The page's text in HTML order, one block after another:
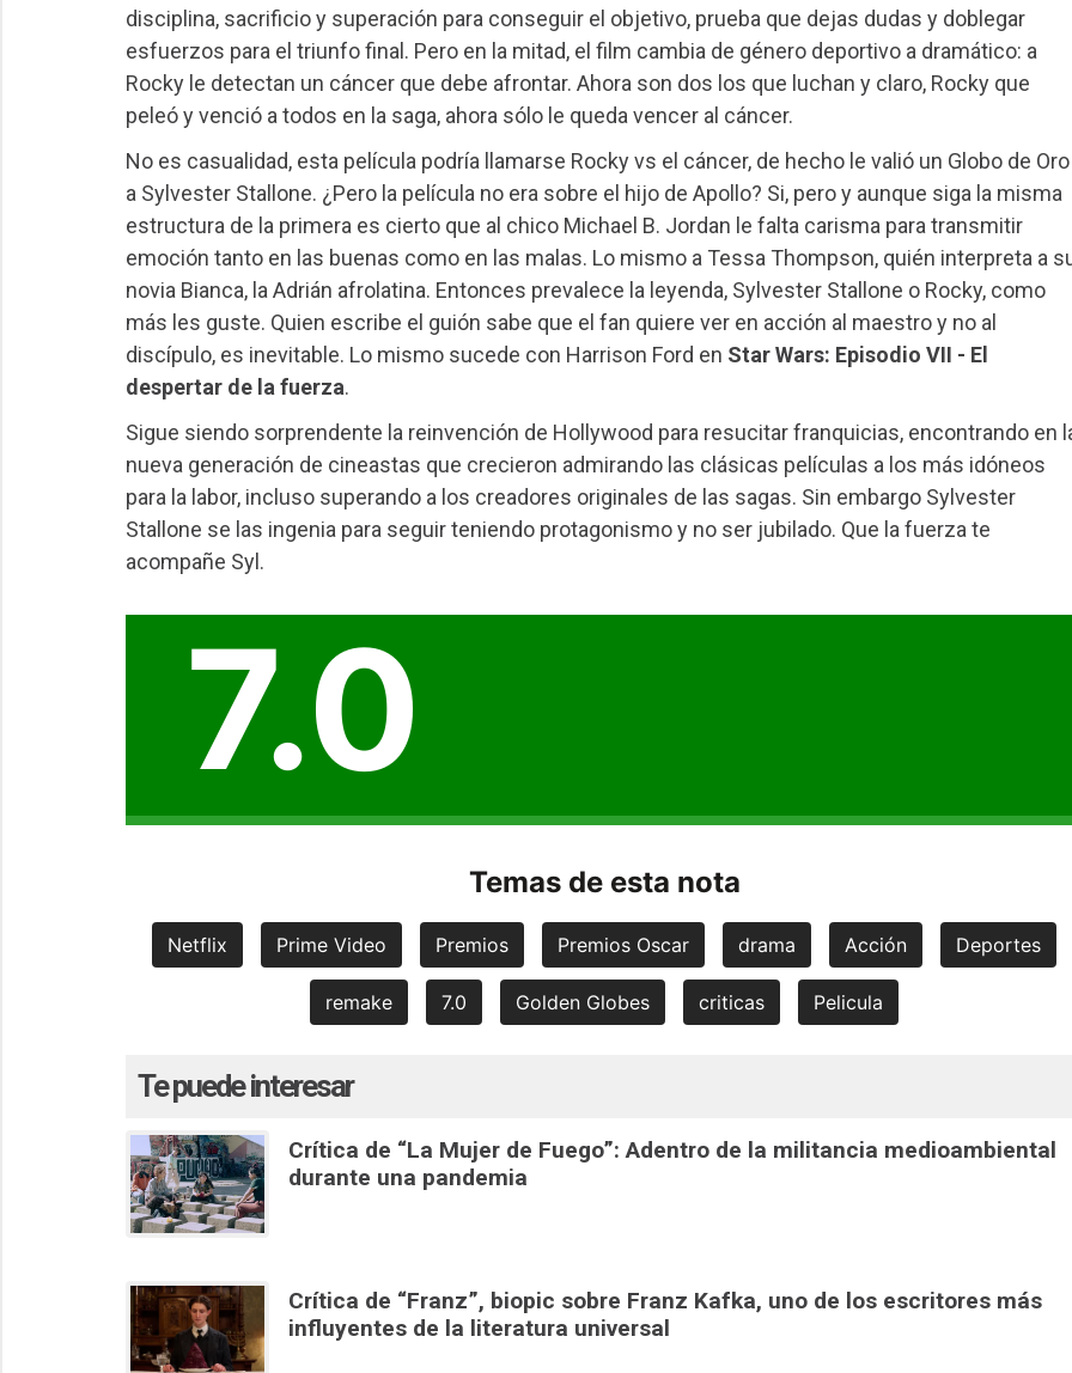
disciplina, sacrificio y superación para conseguir el objetivo, prueba que dejas dudas y doblegar
esfuerzos para el triunfo final. Pero en la mitad, el film cambia de género deportivo a dramático: a
Rocky le detectan un cáncer que debe afrontar. Ahora son dos los que luchan y claro, Rocky que
peleó y venció a todos en la saga, ahora sólo le queda vencer al cáncer.
No es casualidad, esta película podría llamarse Rocky vs el cáncer, de hecho le valió un Globo de Oro
a Sylvester Stallone. ¿Pero la película no era sobre el hijo de Apollo? Si, pero y aunque siga la misma
estructura de la primera es cierto que al chico Michael B. Jordan le falta carisma para transmitir
emoción tanto en las buenas como en las malas. Lo mismo a Tessa Thompson, quién interpreta a
novia Bianca, la Adrián afrolatina. Entonces prevalece la leyenda, Sylvester Stallone o Rocky, como
más les guste. Quien escribe el guión sabe que el fan quiere ver en acción al maestro y no al
discípulo, es inevitable. Lo mismo sucede con Harrison Ford en Star Wars: Episodio VII - El
despertar de la fuerza.
Sigue siendo sorprendente la reinvención de Hollywood para resucitar franquicias, encontrando en
nueva generación de cineastas que crecieron admirando las clásicas películas a los más idóneos
para la labor, incluso superando a los creadores originales de las sagas. Sin embargo Sylvester
Stallone se las ingenia para seguir teniendo protagonismo y no ser jubilado. Que la fuerza te
acompañe Syl.
7.0
Temas de esta nota
Netflix Prime Video Premios Premios Oscar drama Acción Deportes
remake 7.0 Golden Globes criticas Pelicula
Te puede interesar
Crítica de “La Mujer de Fuego”: Adentro de la militancia medioambiental
durante una pandemia
Crítica de “Franz”, biopic sobre Franz Kafka, uno de los escritores más
influyentes de la literatura universal